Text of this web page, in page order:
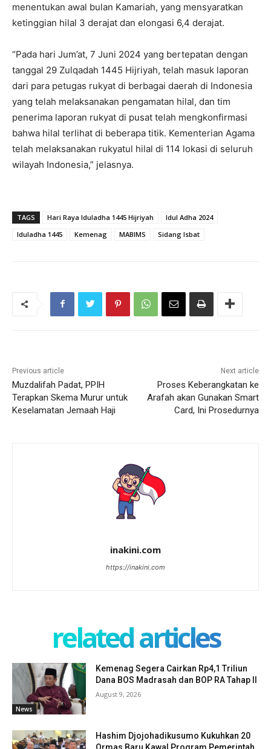
menentukan awal bulan Kamariah, yang mensyaratkan
ketinggian hilal 3 derajat dan elongasi 6,4 derajat.
“Pada hari Jum’at, 7 Juni 2024 yang bertepatan dengan
tanggal 29 Zulqadah 1445 Hijriyah, telah masuk laporan
dari para petugas rukyat di berbagai daerah di Indonesia
yang telah melaksanakan pengamatan hilal, dan tim
penerima laporan rukyat di pusat telah mengkonfirmasi
bahwa hilal terlihat di beberapa titik. Kementerian Agama
telah melaksanakan rukyatul hilal di 114 lokasi di seluruh
wilayah Indonesia,” jelasnya.
TAGS Hari Raya Iduladha 1445 Hijriyah
Idul Adha 2024
Iduladha 1445
Kemenag MABIMS Sidang Isbat
Previous article
Muzdalifah Padat, PPIH
Terapkan Skema Murur untuk
Keselamatan Jemaah Haji
Next article
Proses Keberangkatan ke
Arafah akan Gunakan Smart
Card, Ini Prosedurnya
inakini.com
https://inakini.com
related articles
News
Kemenag Segera Cairkan Rp4,1 Triliun
Dana BOS Madrasah dan BOP RA Tahap II
August 9, 2026
Hashim Djojohadikusumo Kukuhkan 20